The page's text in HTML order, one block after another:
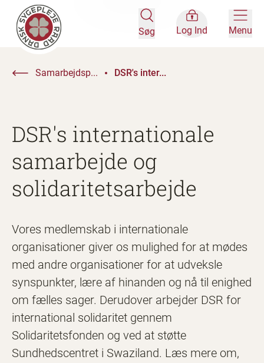
Søg Log Ind Menu
Samarbejdsp... DSR's inter...
DSR's internationale
samarbejde og
solidaritetsarbejde
Vores medlemskab i internationale
organisationer giver os mulighed for at mødes
med andre organisationer for at udveksle
synspunkter, lære af hinanden og nå til enighed
om fælles sager. Derudover arbejder DSR for
international solidaritet gennem
Solidaritetsfonden og ved at støtte
Sundhedscentret i Swaziland. Læs mere om,